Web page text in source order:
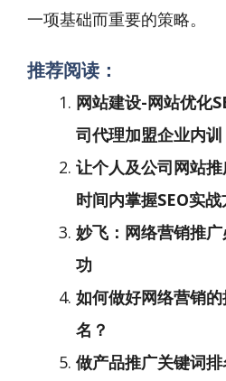
一项基础而重要的策略。
推荐阅读：
网站建设-网站优化
司代理加盟企业内训
让个人及公司网站
时间内掌握SEO实
妙飞：网络营销推
功
如何做好网络营销
名？
做产品推广关键词